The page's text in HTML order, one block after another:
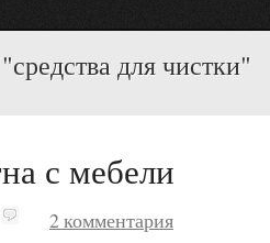
для чистки"
с мебели
2 комментария